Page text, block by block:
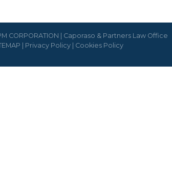
CORPORATION | Caporaso & Partners Law Office
Privacy Policy| Cookies Policy